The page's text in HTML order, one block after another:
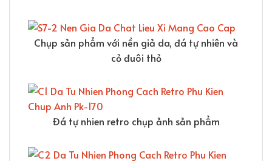
Chụp sản phẩm với nền giả da, đá tự nhiên và
cỏ đuôi thỏ
Đá tự nhien retro chụp ảnh sản phẩm